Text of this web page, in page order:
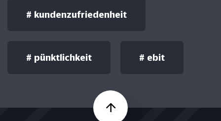
# kundenzufriedenheit
# pünktlichkeit # ebit
Nach oben